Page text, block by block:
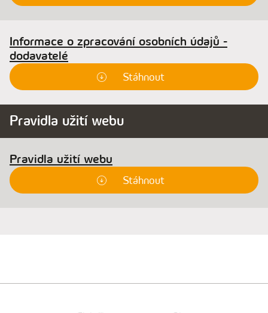
Informace o zpracování osobních údajů -
dodavatelé
Stáhnout
Pravidla užití webu
Pravidla užití webu
Stáhnout